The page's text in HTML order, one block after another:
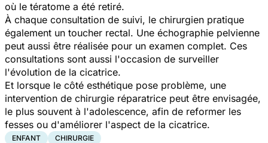
où le tératome a été retiré.
À chaque consultation de suivi, le chirurgien pratique
également un toucher rectal. Une échographie pelvienne
peut aussi être réalisée pour un examen complet. Ces
consultations sont aussi l'occasion de surveiller
l'évolution de la cicatrice.
Et lorsque le côté esthétique pose problème, une
intervention de chirurgie réparatrice peut être envisagée,
le plus souvent à l'adolescence, afin de reformer les
fesses ou d'améliorer l'aspect de la cicatrice.
ENFANT CHIRURGIE